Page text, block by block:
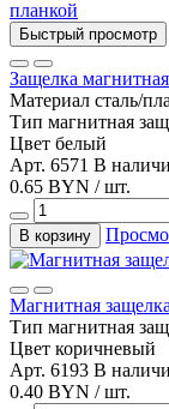
Быстрый просмотр
Защелка
Материал сталь/
Тип магнитная
Цвет белый
Арт. 6571 В
0.65 BYN / шт.
В корзину
Магнитная
Тип магнитная
Цвет коричневый
Арт. 6193 В
0.40 BYN / шт.